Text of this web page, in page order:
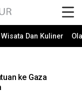
Wisata Dan Kuliner
ke Gaza